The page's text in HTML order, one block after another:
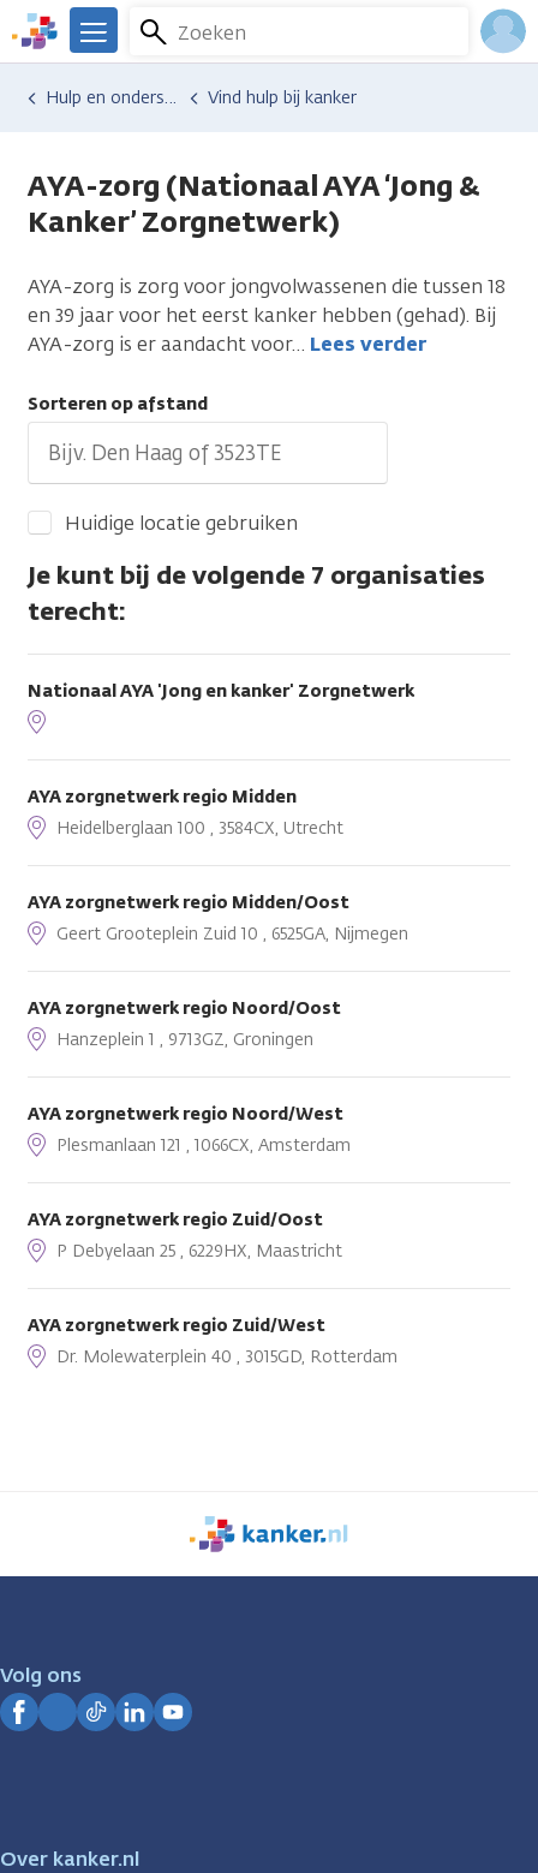
Overslaan
en
naar
We
er
Kanker.nl
Zoeken
Menu
Hulp en ondersteuning Vind hulp bij kanker
AYA-zorg (Nationaal AYA ‘Jong &
Kanker’ Zorgnetwerk)
AYA-zorg is zorg voor jongvolwassenen die tussen 18
en 39 jaar voor het eerst kanker hebben (gehad). Bij
AYA-zorg is er aandacht voor… Lees verder
Sorteren op afstand
Huidige locatie gebruiken
Je kunt bij de volgende 7 organisaties
terecht:
Nationaal AYA 'Jong en kanker' Zorgnetwerk
AYA zorgnetwerk regio Midden
Heidelberglaan 100 , 3584CX, Utrecht
AYA zorgnetwerk regio Midden/Oost
Geert Grooteplein Zuid 10 , 6525GA, Nijmegen
AYA zorgnetwerk regio Noord/Oost
Hanzeplein 1 , 9713GZ, Groningen
AYA zorgnetwerk regio Noord/West
Plesmanlaan 121 , 1066CX, Amsterdam
AYA zorgnetwerk regio Zuid/Oost
P Debyelaan 25 , 6229HX, Maastricht
AYA zorgnetwerk regio Zuid/West
Dr. Molewaterplein 40 , 3015GD, Rotterdam
We
zijn
Volg ons
Over kanker.nl